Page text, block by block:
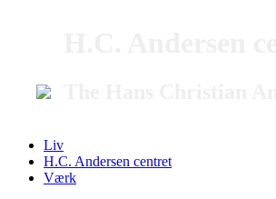
Liv
H.C. Andersen centret
Værk